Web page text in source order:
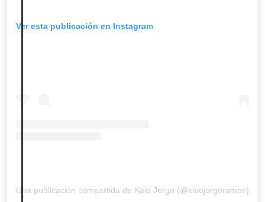
Ver esta publicación en Instagram
Una publicación compartida de Kaio Jorge (@kaiojorgeramos)